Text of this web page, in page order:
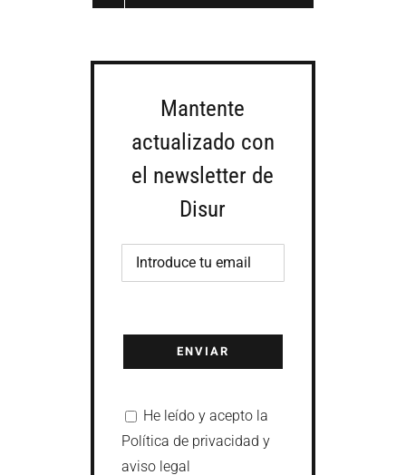
Mantente
actualizado con
el newsletter de
Disur
He leído y acepto la
Política de privacidad y
aviso legal